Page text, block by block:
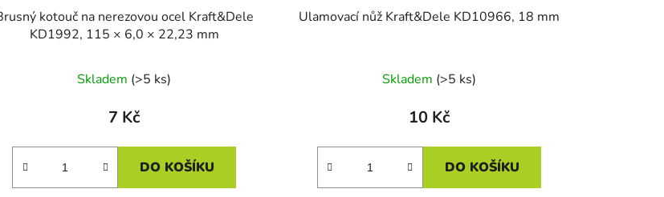
kotouč na nerezovou ocel Kraft&Dele
KD1992, 115 × 6,0 × 22,23 mm
Skladem (>5 ks)
7 Kč
DO KOŠÍKU
Ulamovací nůž Kraft&Dele KD10966, 18 mm
Skladem (>5 ks)
10 Kč
DO KOŠÍKU